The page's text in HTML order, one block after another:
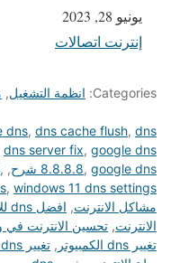
التاريخ
يونيو 28, 2023
في ما يتعلق بما يأتي
إنترنت اتصالات
Categories: انظمة التشغيل,
dns, dns cache flush, dns
dns server fix, google dns
8.8.8.8, google dns شرح ,
,
, windows 11 dns settings
مشاكل الانترنت, افضل dns للالعاب
الانترنت, تحسين الانترنت في
تغيير dns الكمبيوتر
, تغيير dns ويندوز 11